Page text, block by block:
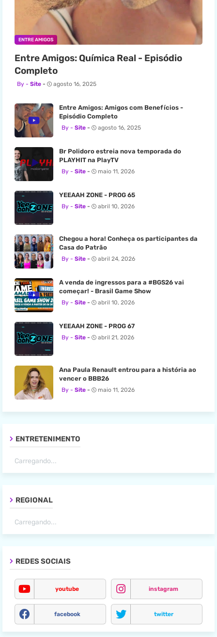
ENTRE AMIGOS
Entre Amigos: Química Real - Episódio
Completo
Site agosto 16, 2025
Entre Amigos: Amigos com Benefícios -
Episódio Completo
Site agosto 16, 2025
Br Polidoro estreia nova temporada do
PLAYHIT na PlayTV
Site maio 11, 2026
YEEAAH ZONE - PROG 65
Site abril 10, 2026
Chegou a hora! Conheça os participantes da
Casa do Patrão
Site abril 24, 2026
A venda de ingressos para a #BGS26 vai
começar! - Brasil Game Show
Site abril 10, 2026
YEEAAH ZONE - PROG 67
Site abril 21, 2026
Ana Paula Renault entrou para a história ao
vencer o BBB26
Site maio 11, 2026
ENTRETENIMENTO
Carregando...
REGIONAL
Carregando...
REDES SOCIAIS
youtube instagram
facebook twitter